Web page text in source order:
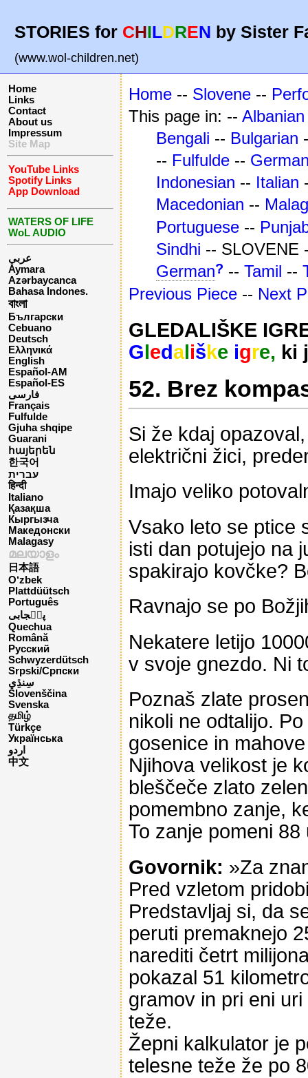
STORIES for CHILDREN by Sister
(www.wol-children.net)
Home
Links
Contact
About us
Impressum
Site Map
YouTube Links
Spotify Links
App Download
WATERS OF LIFE
WoL AUDIO
عربي
Aymara
Azərbaycanca
Bahasa Indones.
বাংলা
Български
Cebuano
Deutsch
Ελληνικά
English
Español-AM
Español-ES
فارسی
Français
Fulfulde
Gjuha shqipe
Guarani
հայերեն
한국어
עברית
हिन्दी
Italiano
Қазақша
Кыргызча
Македонски
Malagasy
മലയാളം
日本語
O‘zbek
Plattdüütsch
Português
پن٘جابی
Quechua
Română
Русский
Schwyzerdütsch
Srpski/Српски
Slovenščina
Svenska
தமிழ்
Türkçe
Українська
اردو
中文
Home -- Slovene --
This page in: -- Albanian
Bengali -- Bulgarian
-- Fulfulde --
Indonesian -- Italian
Macedonian --
Portuguese --
Sindhi -- SLOVENE
German? -- Tamil --
Previous Piece -- Next
GLEDALIŠKE
Gledališke igre, ki
52. Brez
Si že kdaj
električni žici,
Imajo veliko
Vsako leto se ptice
isti dan potujejo na
spakirajo kovčke?
Ravnajo se po
Nekatere letijo
v svoje gnezdo. Ni
Poznaš zlate
nikoli ne odtalijo.
gosenice in
Njihova velikost je
bleščeče zlato
pomembno zanje,
To zanje pomeni
Govornik: »Za
Pred vzletom
Predstavljaj si, da
peruti premaknejo
narediti četrt
pokazal 51
gramov in pri eni
teže.
Žepni kalkulator je
telesne teže že po